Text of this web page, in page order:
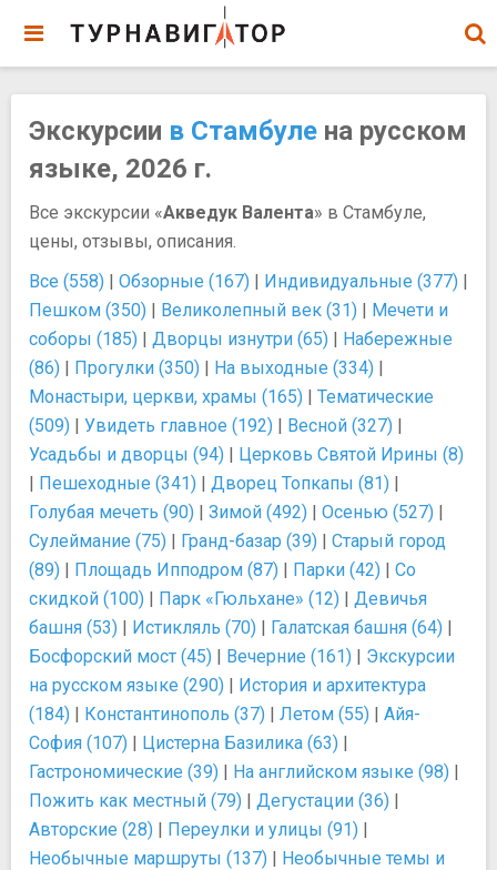
Экскурсии в Стамбуле на русском
языке, 2026 г.
Все экскурсии «Акведук Валента» в Стамбуле,
цены, отзывы, описания.
Все (558) | Обзорные (167) | Индивидуальные (377) |
Пешком (350) | Великолепный век (31) | Мечети и
соборы (185) | Дворцы изнутри (65) | Набережные
(86) | Прогулки (350) | На выходные (334) |
Монастыри, церкви, храмы (165) | Тематические
(509) | Увидеть главное (192) | Весной (327) |
Усадьбы и дворцы (94) | Церковь Святой Ирины (8)
| Пешеходные (341) | Дворец Топкапы (81) |
Голубая мечеть (90) | Зимой (492) | Осенью (527) |
Сулеймание (75) | Гранд-базар (39) | Старый город
(89) | Площадь Ипподром (87) | Парки (42) | Со
скидкой (100) | Парк «Гюльхане» (12) | Девичья
башня (53) | Истикляль (70) | Галатская башня (64) |
Босфорский мост (45) | Вечерние (161) | Экскурсии
на русском языке (290) | История и архитектура
(184) | Константинополь (37) | Летом (55) | Айя-
София (107) | Цистерна Базилика (63) |
Гастрономические (39) | На английском языке (98) |
Пожить как местный (79) | Дегустации (36) |
Авторские (28) | Переулки и улицы (91) |
Необычные маршруты (137) | Необычные темы и